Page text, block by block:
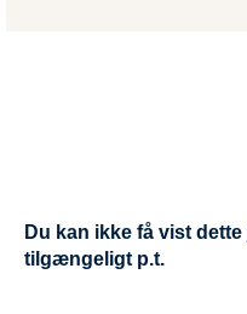
Du kan ikke få vist
tilgængeligt p.t.